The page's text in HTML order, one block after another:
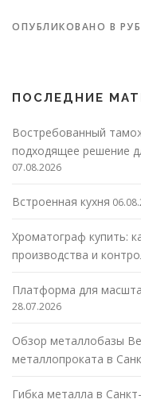
ОПУБЛИКОВАНО В
ПОСЛЕДНИЕ
Востребованный
подходящее решение
07.08.2026
Встроенная кухня
Хроматограф купить:
производства и
Платформа для
28.07.2026
Обзор металлобазы
металлопроката в
Гибка металла в